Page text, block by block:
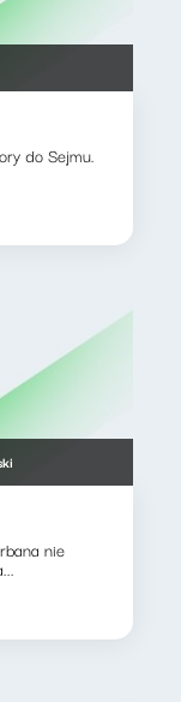
do Sejmu.
nie